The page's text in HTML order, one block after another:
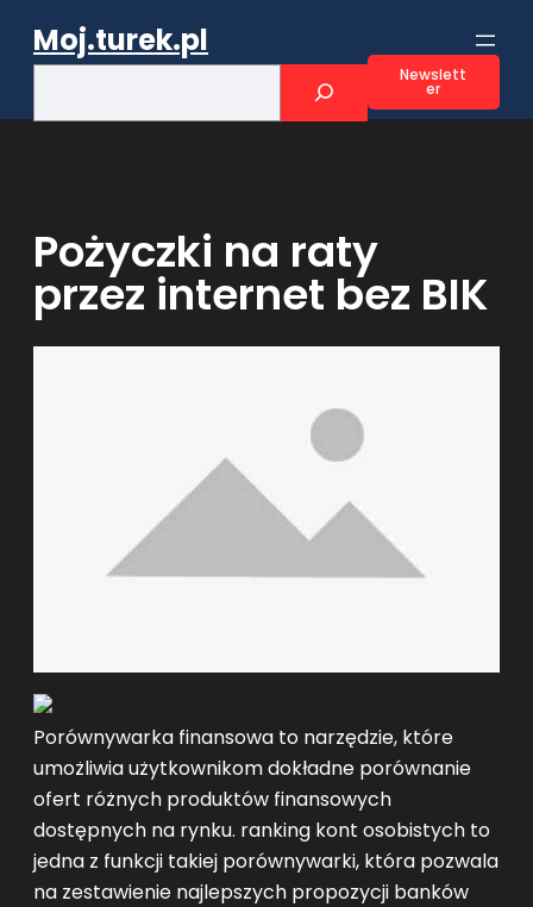
Moj.turek.pl
h
Newslett
er
Pożyczki na raty
przez internet bez BIK
Porównywarka finansowa to narzędzie, które
umożliwia użytkownikom dokładne porównanie
ofert różnych produktów finansowych
dostępnych na rynku. ranking kont osobistych to
jedna z funkcji takiej porównywarki, która pozwala
na zestawienie najlepszych propozycji banków